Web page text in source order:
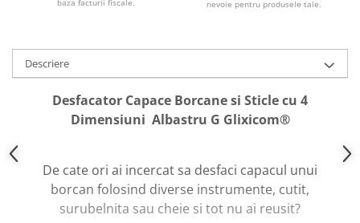
Iluminare LED
Incarcatoare Auto
Odorizante/Accesorii Auto
Scule Auto
Lichidare STOCURI
baza facturii fiscale.
nevoie pentru produsele tale.
Descriere
Desfacator Capace Borcane si Sticle cu 4
Dimensiuni Albastru G Glixicom®
De cate ori ai incercat sa desfaci capacul unui
borcan folosind diverse instrumente, cutit,
surubelnita sau cheie si tot nu ai reusit?